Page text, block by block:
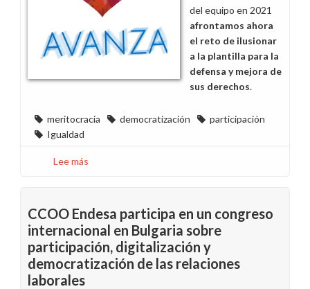
del equipo en 2021
afrontamos ahora
el reto de ilusionar
a la plantilla para la
defensa y mejora de
sus derechos.
meritocracia democratización
participación
Igualdad
Lee más
este
vídeo
al
equipo
responsable
CCOO Endesa participa en un congreso
internacional en Bulgaria sobre
participación, digitalización y
democratización de las relaciones
laborales